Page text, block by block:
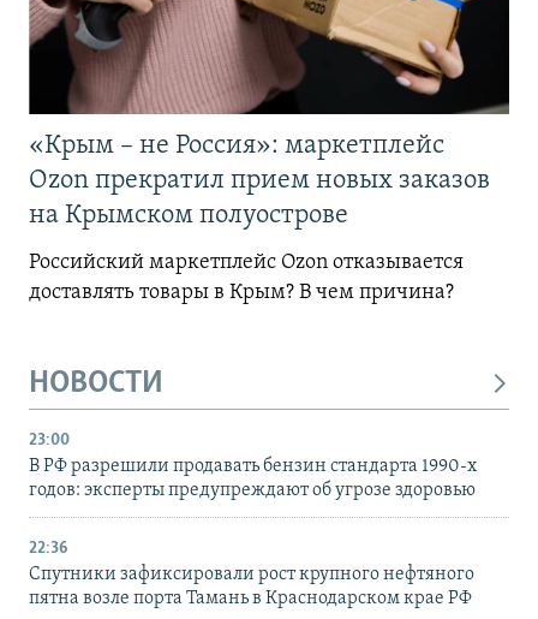
«Крым – не Россия»: маркетплейс
Ozon прекратил прием новых заказов
на Крымском полуострове
Российский маркетплейс Ozon отказывается
доставлять товары в Крым? В чем причина?
НОВОСТИ
23:00
В РФ разрешили продавать бензин стандарта 1990-х
годов: эксперты предупреждают об угрозе здоровью
22:36
Спутники зафиксировали рост крупного нефтяного
пятна возле порта Тамань в Краснодарском крае РФ